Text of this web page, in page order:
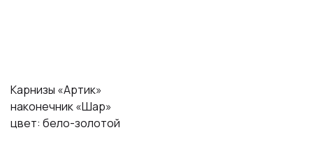
Карнизы «Артик»
наконечник «Шар»
цвет: бело-золотой